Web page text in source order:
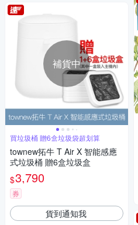
補貨中
買垃圾桶 贈6盒垃圾袋超划算
townew拓牛 T Air X 智能感應
式垃圾桶 贈6盒垃圾盒
$3,790
券
貨到通知我